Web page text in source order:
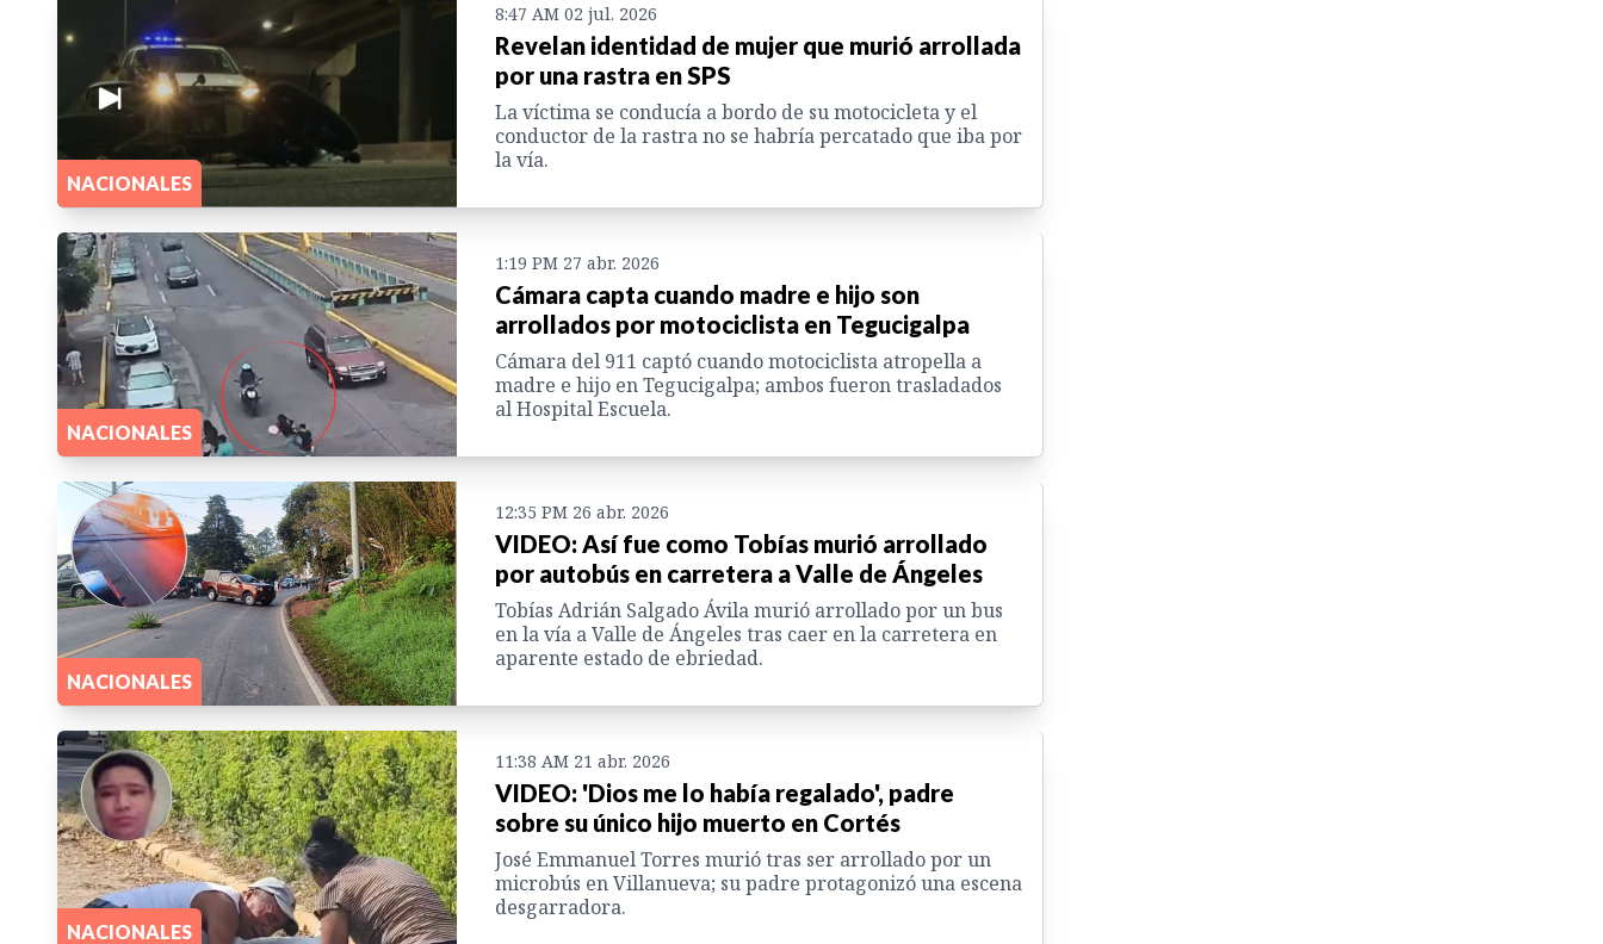
NACIONALES
8:47 AM 02 jul. 2026
Revelan identidad de mujer que murió arrollada
por una rastra en SPS
La víctima se conducía a bordo de su motocicleta y el
conductor de la rastra no se habría percatado que iba por
la vía.
NACIONALES
1:19 PM 27 abr. 2026
Cámara capta cuando madre e hijo son
arrollados por motociclista en Tegucigalpa
Cámara del 911 captó cuando motociclista atropella a
madre e hijo en Tegucigalpa; ambos fueron trasladados
al Hospital Escuela.
NACIONALES
12:35 PM 26 abr. 2026
VIDEO: Así fue como Tobías murió arrollado
por autobús en carretera a Valle de Ángeles
Tobías Adrián Salgado Ávila murió arrollado por un bus
en la vía a Valle de Ángeles tras caer en la carretera en
aparente estado de ebriedad.
NACIONALES
11:38 AM 21 abr. 2026
VIDEO: 'Dios me lo había regalado', padre
sobre su único hijo muerto en Cortés
José Emmanuel Torres murió tras ser arrollado por un
microbús en Villanueva; su padre protagonizó una escena
desgarradora.